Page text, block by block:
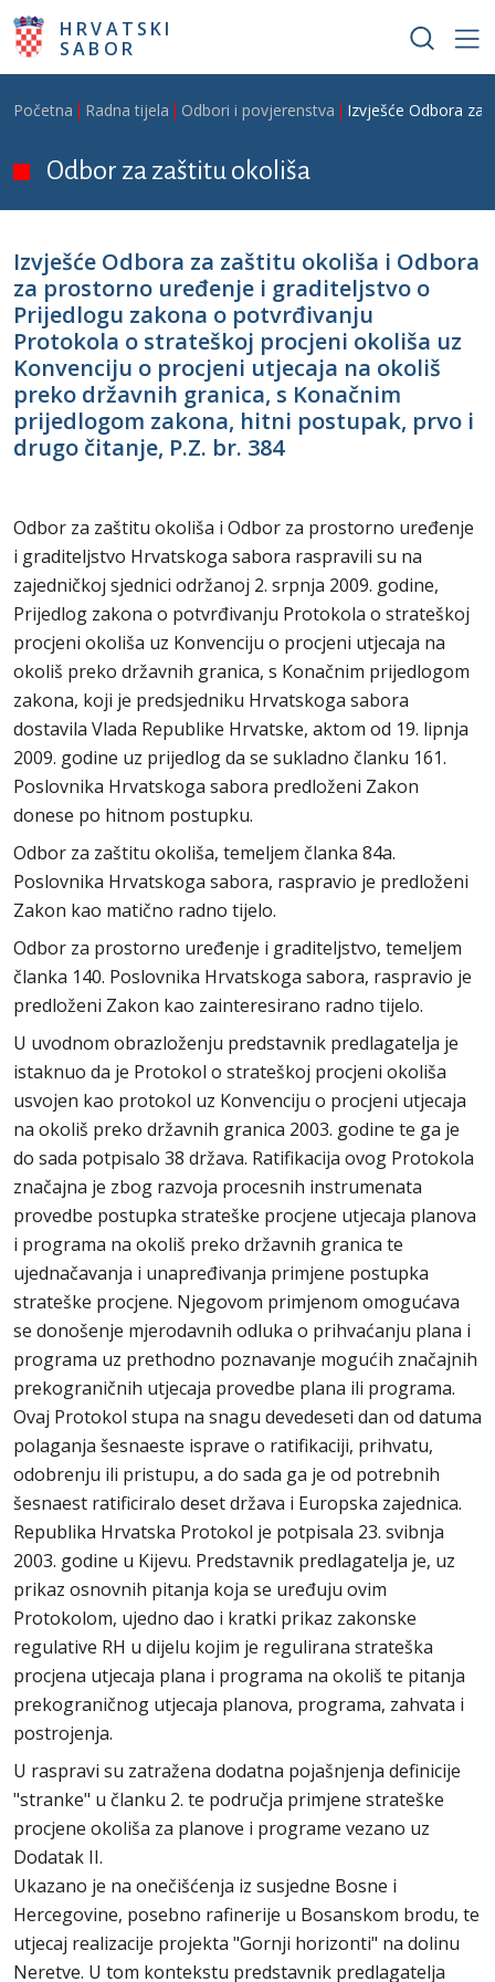
Skoči na glavni sadržaj
HRVATSKI
SABOR
Breadcrumb
Početna Radna tijela Odbori i povjerenstva Izvješće Odbora za
Odbor za zaštitu okoliša
Izvješće Odbora za zaštitu okoliša i Odbora
za prostorno uređenje i graditeljstvo o
Prijedlogu zakona o potvrđivanju
Protokola o strateškoj procjeni okoliša uz
Konvenciju o procjeni utjecaja na okoliš
preko državnih granica, s Konačnim
prijedlogom zakona, hitni postupak, prvo i
drugo čitanje, P.Z. br. 384
Odbor za zaštitu okoliša i Odbor za prostorno uređenje
i graditeljstvo Hrvatskoga sabora raspravili su na
zajedničkoj sjednici održanoj 2. srpnja 2009. godine,
Prijedlog zakona o potvrđivanju Protokola o strateškoj
procjeni okoliša uz Konvenciju o procjeni utjecaja na
okoliš preko državnih granica, s Konačnim prijedlogom
zakona, koji je predsjedniku Hrvatskoga sabora
dostavila Vlada Republike Hrvatske, aktom od 19. lipnja
2009. godine uz prijedlog da se sukladno članku 161.
Poslovnika Hrvatskoga sabora predloženi Zakon
donese po hitnom postupku.
Odbor za zaštitu okoliša, temeljem članka 84a.
Poslovnika Hrvatskoga sabora, raspravio je predloženi
Zakon kao matično radno tijelo.
Odbor za prostorno uređenje i graditeljstvo, temeljem
članka 140. Poslovnika Hrvatskoga sabora, raspravio je
predloženi Zakon kao zainteresirano radno tijelo.
U uvodnom obrazloženju predstavnik predlagatelja je
istaknuo da je Protokol o strateškoj procjeni okoliša
usvojen kao protokol uz Konvenciju o procjeni utjecaja
na okoliš preko državnih granica 2003. godine te ga je
do sada potpisalo 38 država. Ratifikacija ovog Protokola
značajna je zbog razvoja procesnih instrumenata
provedbe postupka strateške procjene utjecaja planova
i programa na okoliš preko državnih granica te
ujednačavanja i unapređivanja primjene postupka
strateške procjene. Njegovom primjenom omogućava
se donošenje mjerodavnih odluka o prihvaćanju plana i
programa uz prethodno poznavanje mogućih značajnih
prekograničnih utjecaja provedbe plana ili programa.
Ovaj Protokol stupa na snagu devedeseti dan od datuma
polaganja šesnaeste isprave o ratifikaciji, prihvatu,
odobrenju ili pristupu, a do sada ga je od potrebnih
šesnaest ratificiralo deset država i Europska zajednica.
Republika Hrvatska Protokol je potpisala 23. svibnja
2003. godine u Kijevu. Predstavnik predlagatelja je, uz
prikaz osnovnih pitanja koja se uređuju ovim
Protokolom, ujedno dao i kratki prikaz zakonske
regulative RH u dijelu kojim je regulirana strateška
procjena utjecaja plana i programa na okoliš te pitanja
prekograničnog utjecaja planova, programa, zahvata i
postrojenja.
U raspravi su zatražena dodatna pojašnjenja definicije
"stranke" u članku 2. te područja primjene strateške
procjene okoliša za planove i programe vezano uz
Dodatak II.
Ukazano je na onečišćenja iz susjedne Bosne i
Hercegovine, posebno rafinerije u Bosanskom brodu, te
utjecaj realizacije projekta "Gornji horizonti" na dolinu
Neretve. U tom kontekstu predstavnik predlagatelja